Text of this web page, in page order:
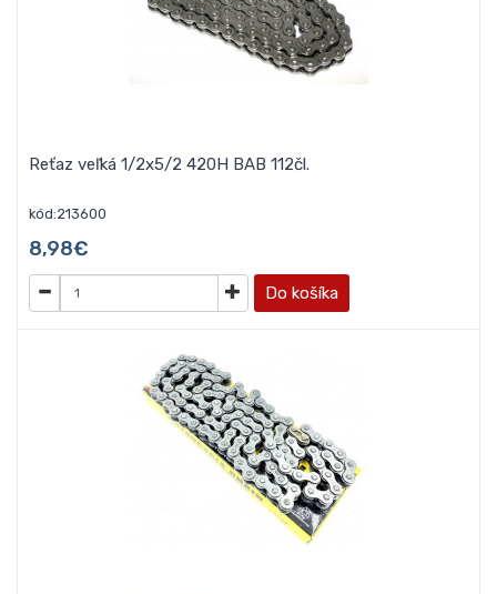
Reťaz veľká 1/2x5/2 420H BAB 112čl.
kód:213600
8,98€
Do košíka